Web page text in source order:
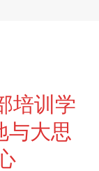
培训学
与大思